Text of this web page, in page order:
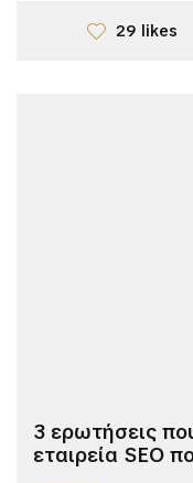
29 likes
3 ερωτήσεις
εταιρεία SEO